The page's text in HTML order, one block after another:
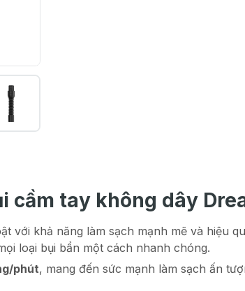
cầm tay không dây
với khả năng làm sạch mạnh mẽ và hiệu
loại bụi bẩn một cách nhanh chóng.
phút, mang đến sức mạnh làm sạch ấn